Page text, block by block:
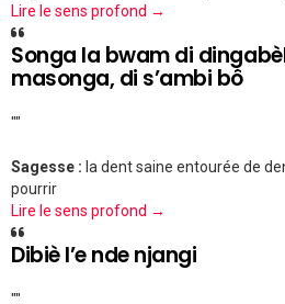
Lire le sens profond →
Songa la bwam di
masonga, di s’ambi bô
""
Sagesse : la dent saine entourée de
pourrir
Lire le sens profond →
Dibiè l’e nde njangi
""